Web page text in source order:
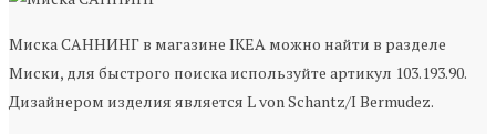
Миска САННИНГ в магазине IKEA можно найти в разделе
Миски, для быстрого поиска используйте артикул 103.193.90.
Дизайнером изделия является L von Schantz/I Bermudez.